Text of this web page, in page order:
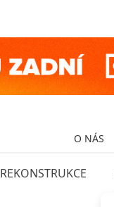
O NÁS
REKONSTRUKCE